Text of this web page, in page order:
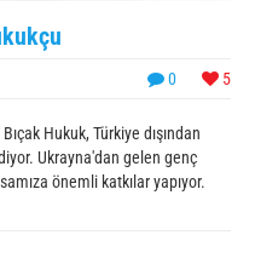
0 5
Hukuk, Türkiye dışından
Ukrayna'dan gelen genç
önemli katkılar yapıyor.